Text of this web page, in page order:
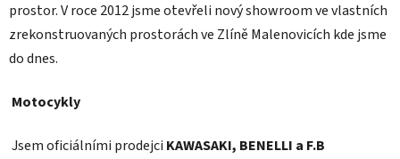
prostor. V roce 2012 jsme otevřeli nový showroom ve vlastních
zrekonstruovaných prostorách ve Zlíně Malenovicích kde jsme
do dnes.
Motocykly
Jsem oficiálními prodejci KAWASAKI, BENELLI a F.B